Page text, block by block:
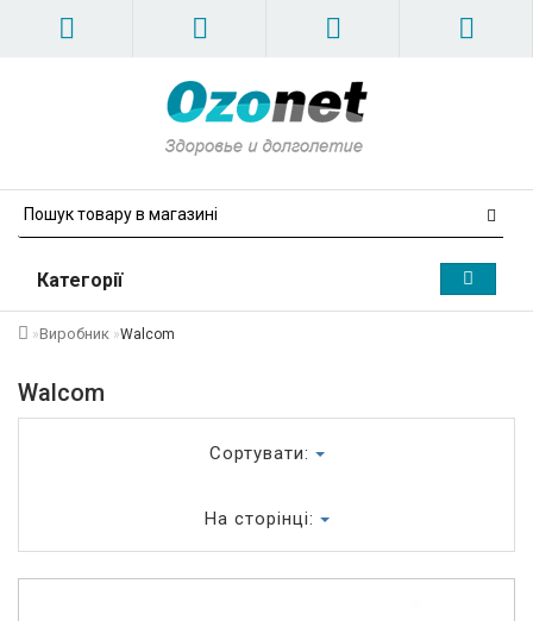
Категорії
Виробник Walcom
Walcom
Сортувати:
На сторінці: